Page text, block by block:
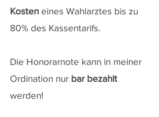
Kosten eines Wahlarztes bis zu
80% des Kassentarifs.
Die Honorarnote kann in meiner
Ordination nur bar bezahlt
werden!